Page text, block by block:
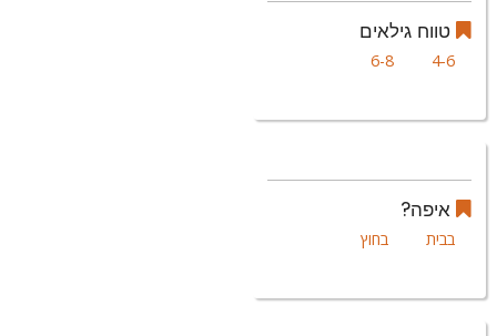
טווח גילאים
4-6
6-8
איפה?
בבית בחוץ